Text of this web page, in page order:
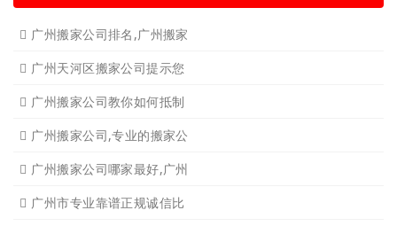
广州搬家公司排名,广州搬家
广州天河区搬家公司提示您
广州搬家公司教你如何抵制
广州搬家公司,专业的搬家公
广州搬家公司哪家最好,广州
广州市专业靠谱正规诚信比